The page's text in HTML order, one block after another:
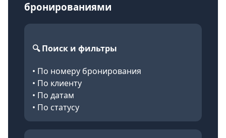
бронированиями
🔍 Поиск и фильтры
• По номеру бронирования
• По клиенту
• По датам
• По статусу